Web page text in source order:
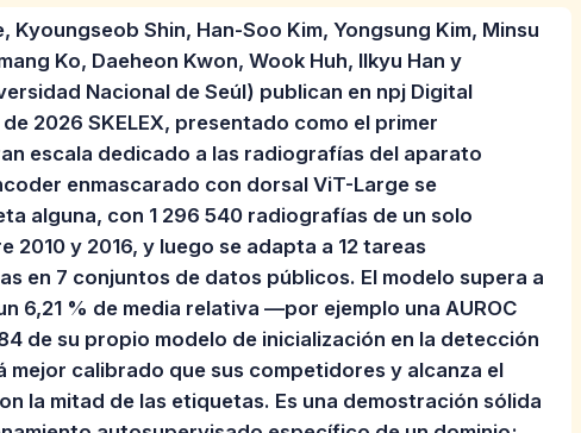
Kyoungseob Shin, Han-Soo Kim, Yongsung Kim, Minsu
Ko, Daeheon Kwon, Wook Huh, Ilkyu Han y
Nacional de Seúl) publican en npj Digital
2026 SKELEX, presentado como el primer
escala dedicado a las radiografías del aparato
enmascarado con dorsal ViT-Large se
alguna, con 1 296 540 radiografías de un solo
2010 y 2016, y luego se adapta a 12 tareas
en 7 conjuntos de datos públicos. El modelo supera a
6,21 % de media relativa —por ejemplo una AUROC
de su propio modelo de inicialización en la detección
calibrado que sus competidores y alcanza el
la mitad de las etiquetas. Es una demostración sólida